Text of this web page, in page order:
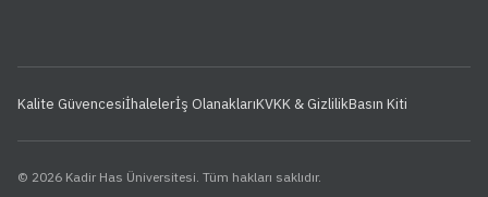
Kalite Güvencesiİhalelerİş OlanaklarıKVKK & GizlilikBasın Kiti
© 2026 Kadir Has Üniversitesi. Tüm hakları saklıdır.